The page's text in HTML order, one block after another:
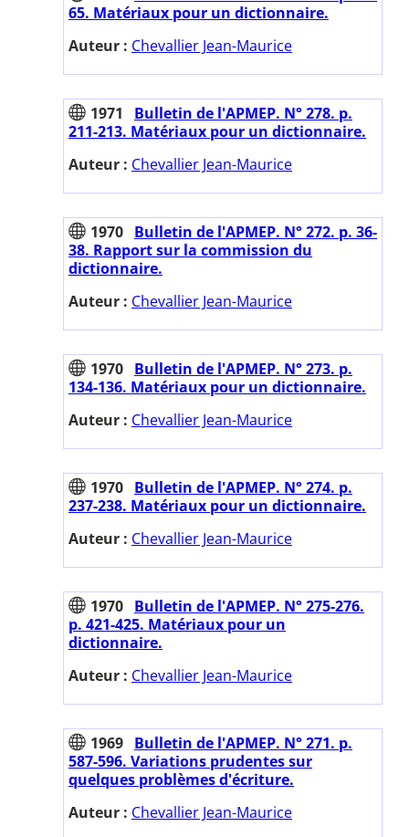
65. Matériaux pour un dictionnaire.
Auteur : Chevallier Jean-Maurice
1971
Bulletin de l'APMEP. N° 278. p.
211-213. Matériaux pour un dictionnaire.
Auteur : Chevallier Jean-Maurice
1970 Bulletin de l'APMEP. N° 272. p. 36-
38. Rapport sur la commission du
dictionnaire.
Auteur : Chevallier Jean-Maurice
1970 Bulletin de l'APMEP. N° 273. p.
134-136. Matériaux pour un dictionnaire.
Auteur : Chevallier Jean-Maurice
1970 Bulletin de l'APMEP. N° 274. p.
237-238. Matériaux pour un dictionnaire.
Auteur : Chevallier Jean-Maurice
1970 Bulletin de l'APMEP. N° 275-276.
p. 421-425. Matériaux pour un
dictionnaire.
Auteur : Chevallier Jean-Maurice
1969 Bulletin de l'APMEP. N° 271. p.
587-596. Variations prudentes sur
quelques problèmes d'écriture.
Auteur : Chevallier Jean-Maurice